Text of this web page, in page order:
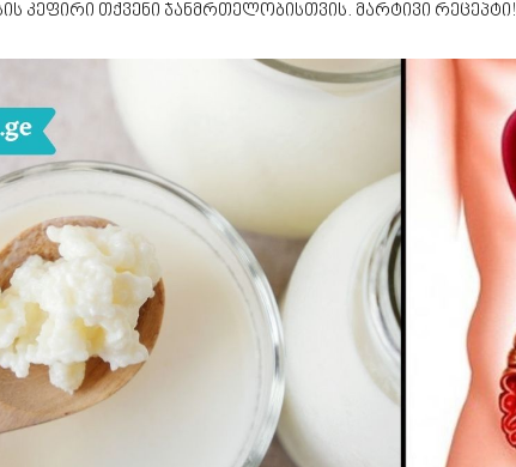
კეფირი თქვენი ჯანმრთელობისთვის. მარტივი რეცეპტი!